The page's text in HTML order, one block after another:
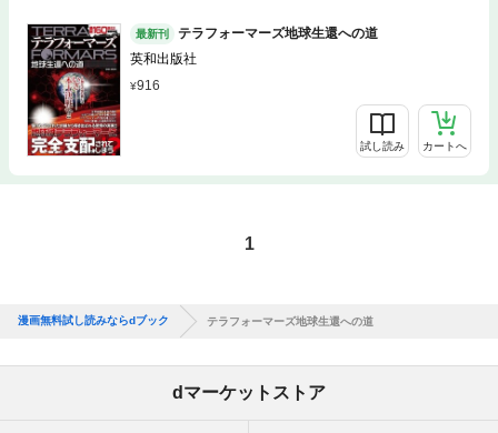
最新刊
テラフォーマーズ地球生還への道
英和出版社
916
試し読み カートへ
1
漫画無料試し読みならdブック テラフォーマーズ地球生還への道
dマーケットストア